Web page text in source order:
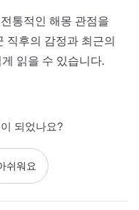
통적인 해몽 관점을
직후의 감정과 최근의
읽을 수 있습니다.
되었나요?
쉬워요